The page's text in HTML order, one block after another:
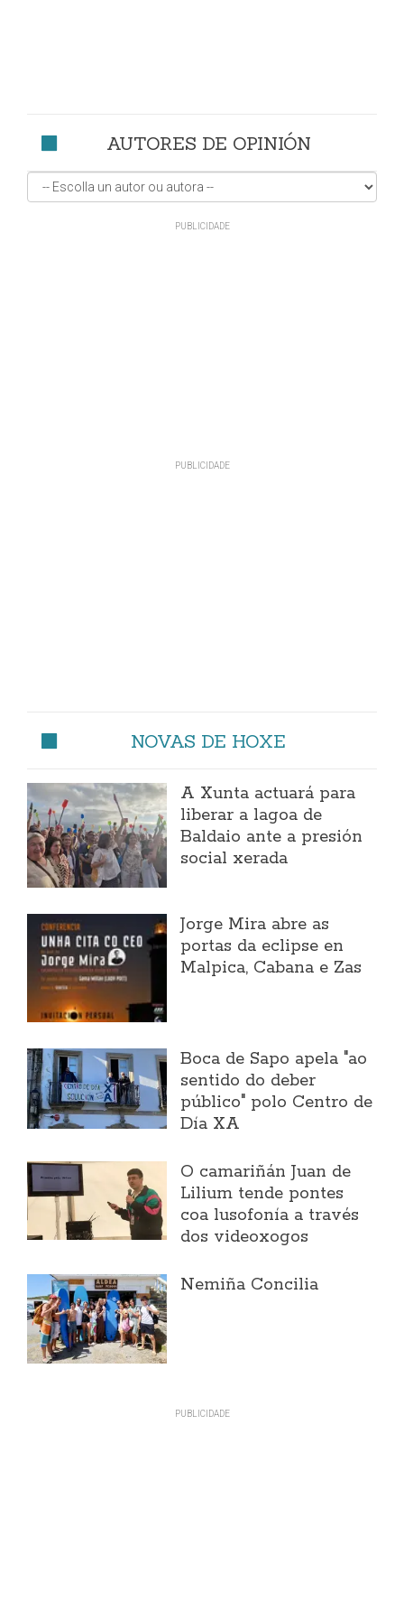
AUTORES DE OPINIÓN
NOVAS DE HOXE
A Xunta actuará para
liberar a lagoa de
Baldaio ante a presión
social xerada
Jorge Mira abre as
portas da eclipse en
Malpica, Cabana e Zas
Boca de Sapo apela "ao
sentido do deber
público" polo Centro de
Día XA
O camariñán Juan de
Lilium tende pontes
coa lusofonía a través
dos videoxogos
Nemiña Concilia